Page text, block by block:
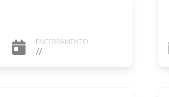
ENCERRAMENTO
//